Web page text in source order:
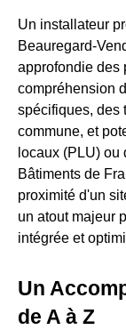
Un installateur
Beauregard-
approfondie des
compréhension
spécifiques, des
commune, et
locaux (PLU)
Bâtiments de
proximité d'un
un atout majeur
intégrée et
Un
de A à Z